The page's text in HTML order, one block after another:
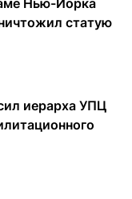
Нью-Йорка
статую
иерарха УПЦ